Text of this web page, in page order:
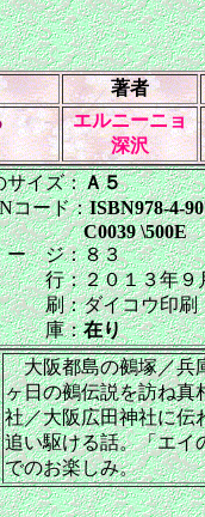
著者
エルニーニョ
深沢
イズ：Ａ５
ード：ISBN978-4-
C0039 \500E
ジ：８３
：２０１３年９
：ダイコウ印刷
：在り
大阪都島の鵺塚／兵
ヶ日の鵺伝説を訪ね真
社／大阪広田神社に伝
追い駆ける話。「エイ
でのお楽しみ。